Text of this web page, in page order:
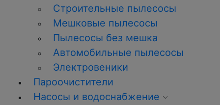
Строительные пылесосы
Мешковые пылесосы
Пылесосы без мешка
Автомобильные пылесосы
Электровеники
Пароочистители
Насосы и водоснабжение